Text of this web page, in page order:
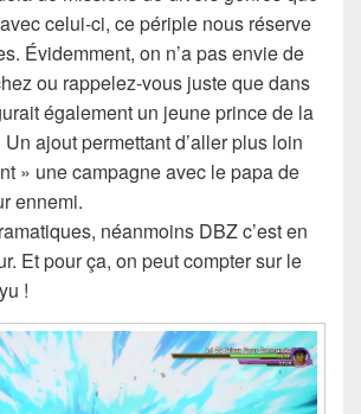
celui-ci, ce périple nous réserve
Évidemment, on n’a pas envie de
ou rappelez-vous juste que dans
également un jeune prince de la
ajout permettant d’aller plus loin
» une campagne avec le papa de
ennemi.
néanmoins DBZ c’est en
Et pour ça, on peut compter sur le
!